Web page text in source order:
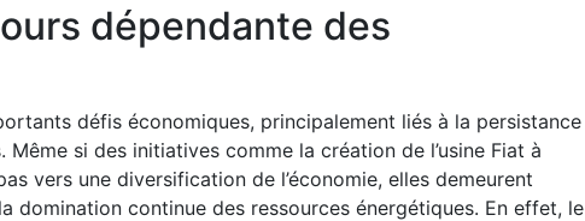
dépendante des
défis économiques, principalement liés à la persistance
si des initiatives comme la création de l’usine Fiat à
vers une diversification de l’économie, elles demeurent
domination continue des ressources énergétiques. En effet, le